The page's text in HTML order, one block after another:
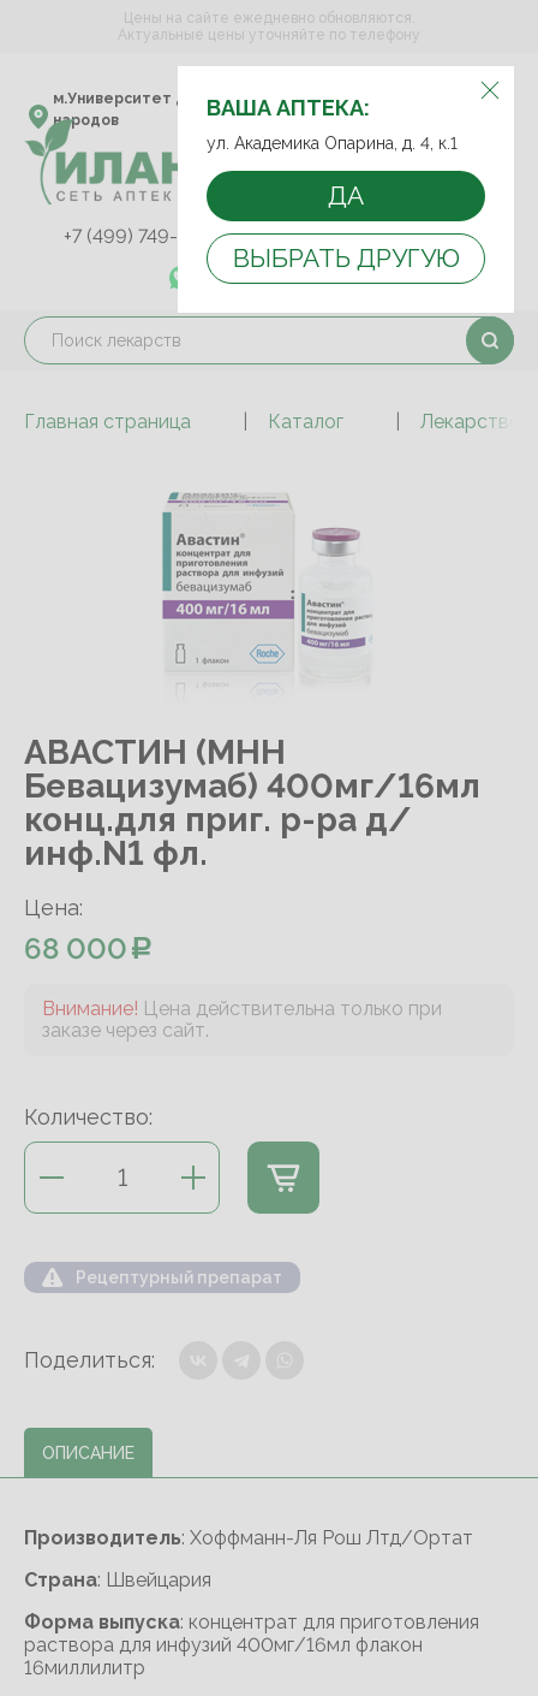
ВЫБЕРИТЕ АПТЕКУ:
м.Университет дружбы
народов
ул. Академика Опарина,
д. 4, к.1
ВАША АПТЕКА:
ул. Академика Опарина, д. 4, к.1
ДА
ВЫБРАТЬ ДРУГУЮ
Цены на сайте ежедневно обновляются.
Актуальные цены уточняйте по телефону
+7 (499) 749-75-92
+7 (499) 749-74-89
+7 (989) 579-78-73
Главная страница Каталог
АВАСТИН (МНН
Бевацизумаб) 400мг/16мл
конц.для приг. р-ра д/
инф.N1 фл.
Цена:
68 000
Внимание! Цена действительна только при
заказе через сайт.
Количество:
Рецептурный препарат
Поделиться:
ОПИСАНИЕ
Производитель: Хоффманн-Ля Рош Лтд/Ортат
Cтрана: Швейцария
Форма выпуска: концентрат для приготовления
раствора для инфузий 400мг/16мл флакон
16миллилитр